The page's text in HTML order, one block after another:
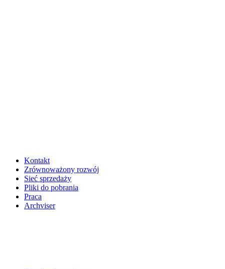
Kontakt
Zrównoważony rozwój
Sieć sprzedaży
Pliki do pobrania
Praca
Archviser